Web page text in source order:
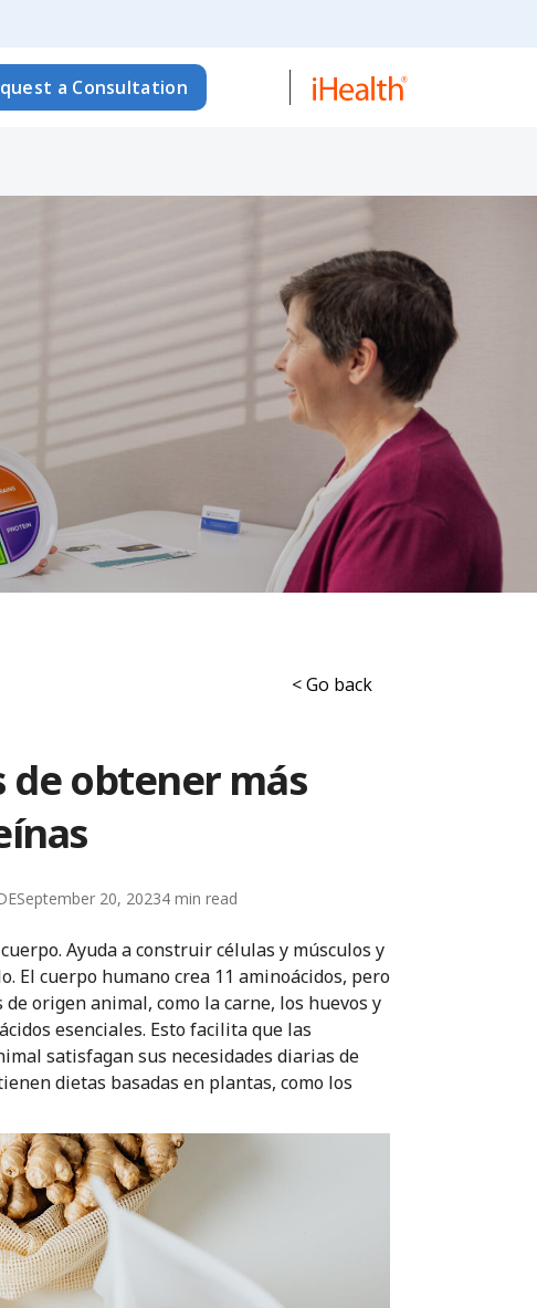
a Consultation
< Go back
de obtener más
September 20, 20234
Ayuda a construir células y músculos y
El cuerpo humano crea 11 aminoácidos, pero
origen animal, como la carne, los huevos y
esenciales. Esto facilita que las
satisfagan sus necesidades diarias de
dietas basadas en plantas, como los